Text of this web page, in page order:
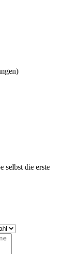
selbst die erste